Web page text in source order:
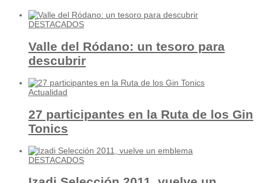
DESTACADOS
Valle del Ródano: un tesoro para
descubrir
Actualidad
27 participantes en la Ruta de los Gin
Tonics
DESTACADOS